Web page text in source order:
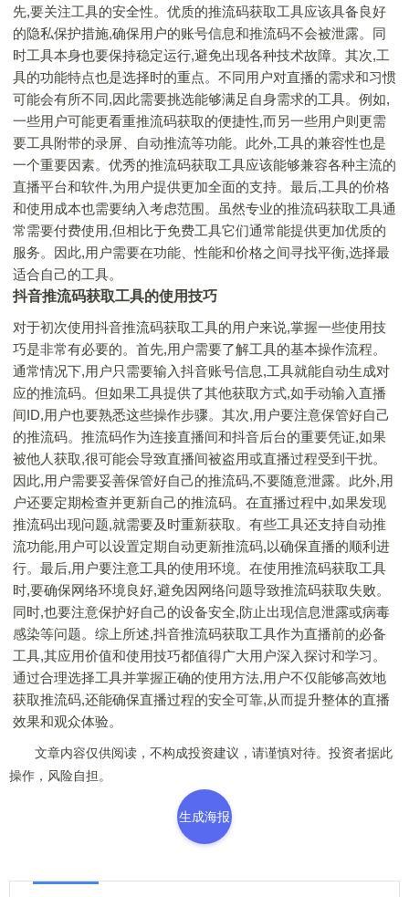
先,要关注工具的安全性。优质的推流码获取工具应该具备良好
的隐私保护措施,确保用户的账号信息和推流码不会被泄露。同
时工具本身也要保持稳定运行,避免出现各种技术故障。其次,工
具的功能特点也是选择时的重点。不同用户对直播的需求和习惯
可能会有所不同,因此需要挑选能够满足自身需求的工具。例如,
一些用户可能更看重推流码获取的便捷性,而另一些用户则更需
要工具附带的录屏、自动推流等功能。此外,工具的兼容性也是
一个重要因素。优秀的推流码获取工具应该能够兼容各种主流的
直播平台和软件,为用户提供更加全面的支持。最后,工具的价格
和使用成本也需要纳入考虑范围。虽然专业的推流码获取工具通
常需要付费使用,但相比于免费工具它们通常能提供更加优质的
服务。因此,用户需要在功能、性能和价格之间寻找平衡,选择最
适合自己的工具。
抖音推流码获取工具的使用技巧
对于初次使用抖音推流码获取工具的用户来说,掌握一些使用技
巧是非常有必要的。首先,用户需要了解工具的基本操作流程。
通常情况下,用户只需要输入抖音账号信息,工具就能自动生成对
应的推流码。但如果工具提供了其他获取方式,如手动输入直播
间ID,用户也要熟悉这些操作步骤。其次,用户要注意保管好自己
的推流码。推流码作为连接直播间和抖音后台的重要凭证,如果
被他人获取,很可能会导致直播间被盗用或直播过程受到干扰。
因此,用户需要妥善保管好自己的推流码,不要随意泄露。此外,用
户还要定期检查并更新自己的推流码。在直播过程中,如果发现
推流码出现问题,就需要及时重新获取。有些工具还支持自动推
流功能,用户可以设置定期自动更新推流码,以确保直播的顺利进
行。最后,用户要注意工具的使用环境。在使用推流码获取工具
时,要确保网络环境良好,避免因网络问题导致推流码获取失败。
同时,也要注意保护好自己的设备安全,防止出现信息泄露或病毒
感染等问题。综上所述,抖音推流码获取工具作为直播前的必备
工具,其应用价值和使用技巧都值得广大用户深入探讨和学习。
通过合理选择工具并掌握正确的使用方法,用户不仅能够高效地
获取推流码,还能确保直播过程的安全可靠,从而提升整体的直播
效果和观众体验。
文章内容仅供阅读，不构成投资建议，请谨慎对待。投资者据此
操作，风险自担。
生成海报